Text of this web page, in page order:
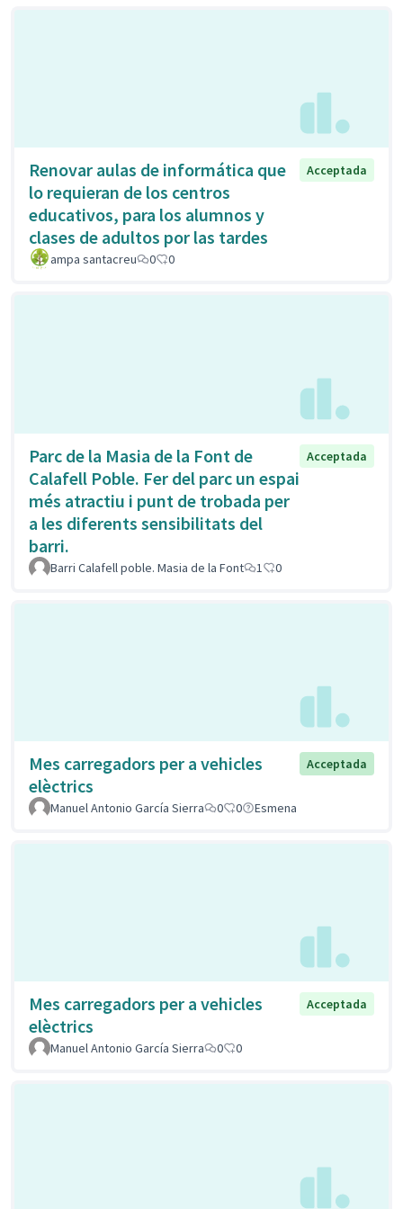
Renovar aulas de informática que
lo requieran de los centros
educativos, para los alumnos y
clases de adultos por las tardes
Acceptada
ampa santacreu 0 0
Parc de la Masia de la Font de
Calafell Poble. Fer del parc un espai
més atractiu i punt de trobada per
a les diferents sensibilitats del
barri.
Acceptada
Barri Calafell poble. Masia de la Font 1 0
Mes carregadors per a vehicles
elèctrics
Acceptada
Manuel Antonio García Sierra 0 0 Esmena
Mes carregadors per a vehicles
elèctrics
Acceptada
Manuel Antonio García Sierra 0 0